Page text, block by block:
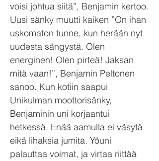
voisi johtua siitä”, Benjamin kertoo.
Uusi sänky muutti kaiken ”On ihan
uskomaton tunne, kun herään nyt
uudesta sängystä. Olen
energinen! Olen pirteä! Jaksan
mitä vaan!”, Benjamin Peltonen
sanoo. Kun kotiin saapui
Unikulman moottorisänky,
Benjaminin uni korjaantui
hetkessä. Enää aamulla ei väsytä
eikä lihaksia jumita. Yöuni
palauttaa voimat, ja virtaa riittää